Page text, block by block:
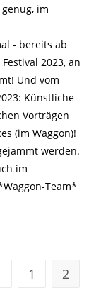
im
- bereits ab
2023, an
Und vom
Künstliche
Vorträgen
(im Waggon)!
werden.
im
Team*
vorherigen Seite
1 2